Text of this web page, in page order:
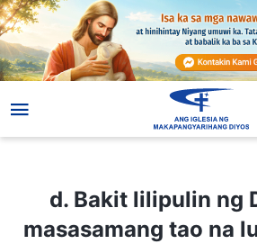
d. Bakit lilipulin ng
masasamang tao na